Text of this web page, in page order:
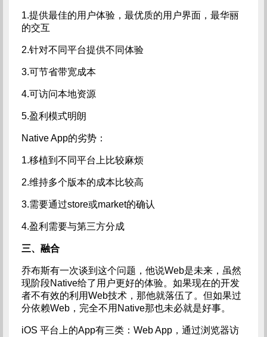
1.提供最佳的用户体验，最优质的用户界面，最华丽
的交互
2.针对不同平台提供不同体验
3.可节省带宽成本
4.可访问本地资源
5.盈利模式明朗
Native App的劣势：
1.移植到不同平台上比较麻烦
2.维持多个版本的成本比较高
3.需要通过store或market的确认
4.盈利需要与第三方分成
三、融合
乔布斯有一次谈到这个问题，他说Web是未来，虽然
现阶段Native给了用户更好的体验。如果现在的开发
者不有效的利用Web技术，那他就落伍了。但如果过
分依赖Web，完全不用Native那也未必就是好事。
iOS 平台上的App有三类：Web App，通过浏览器访